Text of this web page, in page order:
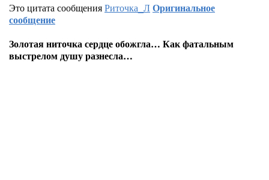
Это цитата сообщенияРиточка_ЛОригинальное
сообщение
Золотая ниточка сердце обожгла… Как фатальным
выстрелом душу разнесла…